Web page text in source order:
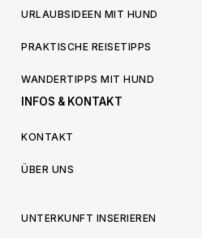
URLAUBSIDEEN MIT HUND
PRAKTISCHE REISETIPPS
WANDERTIPPS MIT HUND
INFOS & KONTAKT
KONTAKT
ÜBER UNS
UNTERKUNFT INSERIEREN